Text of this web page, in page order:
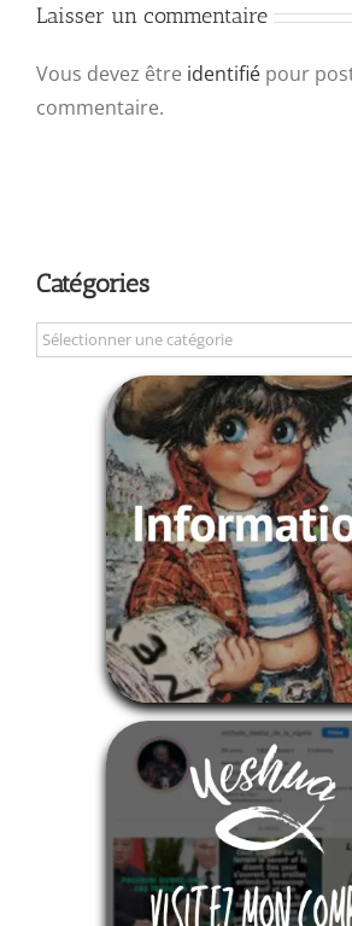
Laisser un commentaire
Vous devez être identifié pour
commentaire.
Catégories
Catégories